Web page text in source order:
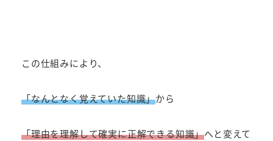
この仕組みにより、
「なんとなく覚えていた知識」から
「理由を理解して確実に正解できる知識」へと変えて